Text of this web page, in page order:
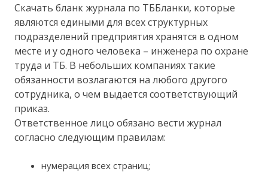
Скачать бланк журнала по ТББланки, которые
являются едиными для всех структурных
подразделений предприятия хранятся в одном
месте и у одного человека – инженера по охране
труда и ТБ. В небольших компаниях такие
обязанности возлагаются на любого другого
сотрудника, о чем выдается соответствующий
приказ.
Ответственное лицо обязано вести журнал
согласно следующим правилам:
нумерация всех страниц;